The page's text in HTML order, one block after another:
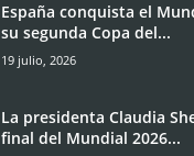
España conquista el
su segunda Copa del...
19 julio, 2026
La presidenta Claudia
final del Mundial 2026...